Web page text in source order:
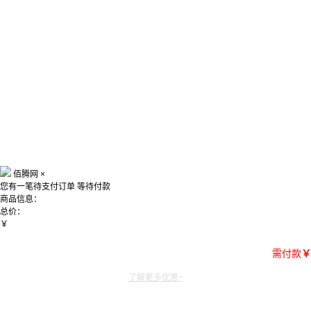
佰腾网 ×
您有一笔待支付订单 等待付款
商品信息：
总价：
￥
需付款￥
了解更多优惠~